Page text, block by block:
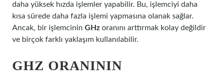
daha yüksek hızda işlemler yapabilir. Bu, işlemciyi daha
kısa sürede daha fazla işlemi yapmasına olanak sağlar.
Ancak, bir işlemcinin GHz oranını arttırmak kolay değildir
ve birçok farklı yaklaşım kullanılabilir.
GHZ ORANININ